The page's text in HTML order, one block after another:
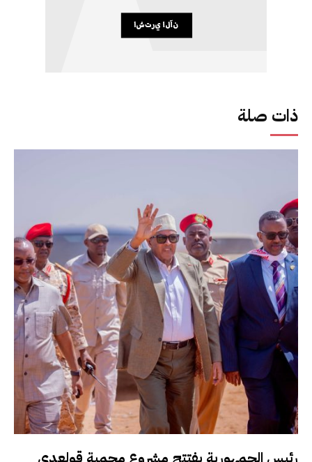
ذات صلة
رئيس الجمهورية يفتتح مشروع محمية قولعدي